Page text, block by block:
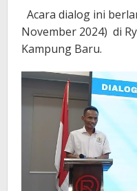
Acara dialog ini
November 2024) di
Kampung Baru.